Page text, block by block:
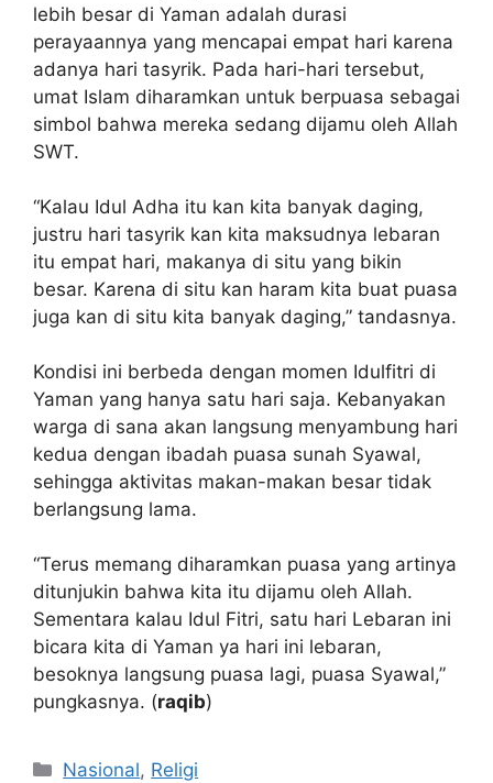
lebih besar di Yaman adalah durasi
perayaannya yang mencapai empat hari karena
adanya hari tasyrik. Pada hari-hari tersebut,
umat Islam diharamkan untuk berpuasa sebagai
simbol bahwa mereka sedang dijamu oleh Allah
SWT.
“Kalau Idul Adha itu kan kita banyak daging,
justru hari tasyrik kan kita maksudnya lebaran
itu empat hari, makanya di situ yang bikin
besar. Karena di situ kan haram kita buat puasa
juga kan di situ kita banyak daging,” tandasnya.
Kondisi ini berbeda dengan momen Idulfitri di
Yaman yang hanya satu hari saja. Kebanyakan
warga di sana akan langsung menyambung hari
kedua dengan ibadah puasa sunah Syawal,
sehingga aktivitas makan-makan besar tidak
berlangsung lama.
“Terus memang diharamkan puasa yang artinya
ditunjukin bahwa kita itu dijamu oleh Allah.
Sementara kalau Idul Fitri, satu hari Lebaran ini
bicara kita di Yaman ya hari ini lebaran,
besoknya langsung puasa lagi, puasa Syawal,”
pungkasnya. (raqib)
Kategori
Nasional, Religi